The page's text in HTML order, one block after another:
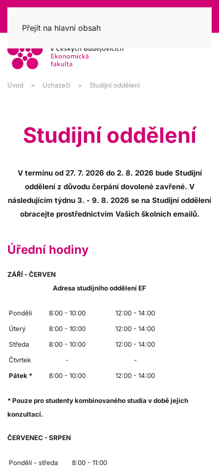
Přejít na hlavní obsah
Úvod Uchazeči Studijní oddělení
Studijní oddělení
V termínu od 27. 7. 2026 do 2. 8. 2026 bude Studijní
oddělení z důvodu čerpání dovolené zavřené. V
následujícím týdnu 3. - 9. 8. 2026 se na Studijní oddělení
obracejte prostřednictvím Vašich školních emailů.
Úřední hodiny
ZÁŘÍ - ČERVEN
Adresa studijního oddělení EF
Pondělí 8:00 - 10:00
12:00 - 14:00
Úterý
8:00 - 10:00
12:00 - 14:00
Středa
8:00 - 10:00
12:00 - 14:00
Čtvrtek
-
-
Pátek *
8:00 - 10:00 12:00 - 14:00
* Pouze pro studenty kombinovaného studia v době jejich
konzultací.
ČERVENEC - SRPEN
Pondělí - středa 8:00 - 11:00